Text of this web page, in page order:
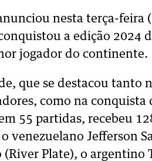
nesta terça-feira
a edição 2024
jogador do continente.
que se destacou tanto
como na conquista
55 partidas, recebeu
venezuelano Jefferson
Plate), o argentino